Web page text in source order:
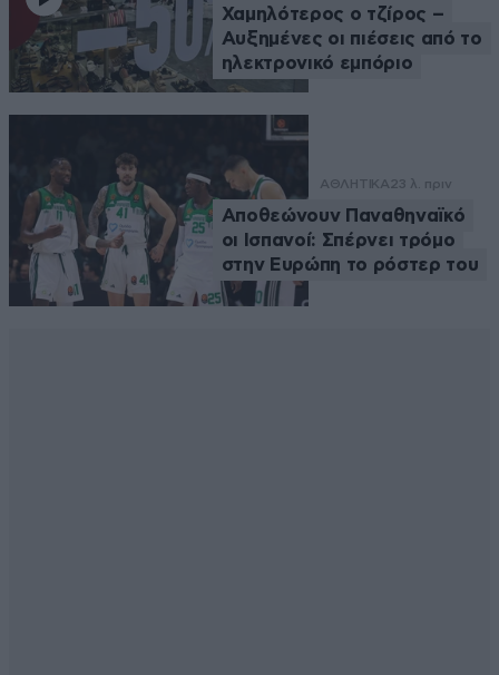
Χαμηλότερος ο τζίρος –
Αυξημένες οι πιέσεις από το
ηλεκτρονικό εμπόριο
ΑΘΛΗΤΙΚΑ23 λ. πριν
Αποθεώνουν Παναθηναϊκό
οι Ισπανοί: Σπέρνει τρόμο
στην Ευρώπη το ρόστερ του